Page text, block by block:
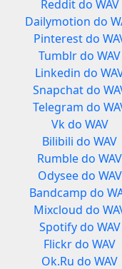
Reddit do WAV
Dailymotion do
Pinterest do
Tumblr do WAV
Linkedin do
Snapchat do
Telegram do
Vk do WAV
Bilibili do WAV
Rumble do WAV
Odysee do WAV
Bandcamp do
Mixcloud do
Spotify do WAV
Flickr do WAV
Ok.Ru do WAV